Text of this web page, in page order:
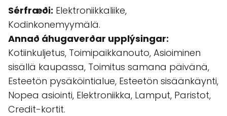
Sérfræði: Elektroniikkaliike,
Kodinkonemyymälä.
Annað áhugaverðar upplýsingar:
Kotiinkuljetus, Toimipaikkanouto, Asioiminen
sisällä kaupassa, Toimitus samana päivänä,
Esteetön pysäköintialue, Esteetön sisäänkäynti,
Nopea asiointi, Elektroniikka, Lamput, Paristot,
Credit-kortit.